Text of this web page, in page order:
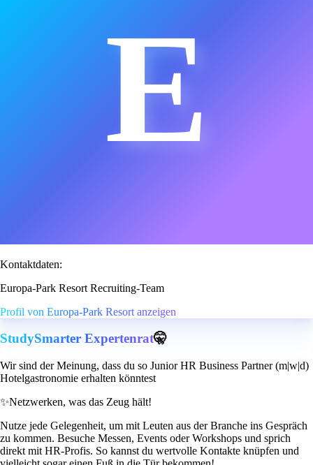
E
Kontaktdaten:
Europa-Park Resort Recruiting-Team
Profil von Europa-Park Resort anzeigen
StudySmarter Expertenrat🤫
Wir sind der Meinung, dass du so Junior HR Business Partner (m|w|d)
Hotelgastronomie erhalten könntest
✨Netzwerken, was das Zeug hält!
Nutze jede Gelegenheit, um mit Leuten aus der Branche ins Gespräch
zu kommen. Besuche Messen, Events oder Workshops und sprich
direkt mit HR-Profis. So kannst du wertvolle Kontakte knüpfen und